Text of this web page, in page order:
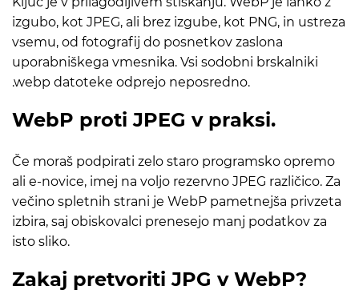
izgubo, kot JPEG, ali brez izgube, kot PNG, in ustreza
vsemu, od fotografij do posnetkov zaslona
uporabniškega vmesnika. Vsi sodobni brskalniki
.webp datoteke odprejo neposredno.
WebP proti JPEG v praksi.
Če moraš podpirati zelo staro programsko opremo
ali e-novice, imej na voljo rezervno JPEG različico. Za
večino spletnih strani je WebP pametnejša privzeta
izbira, saj obiskovalci prenesejo manj podatkov za
isto sliko.
Zakaj pretvoriti JPG v WebP?